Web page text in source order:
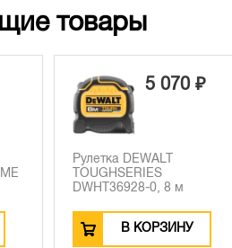
товары
5 070 ₽
Рулетка DEWALT
TOUGHSERIES
DWHT36928-0, 8 м
В КОРЗИНУ